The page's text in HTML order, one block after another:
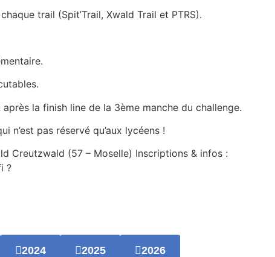
trail (Spit’Trail, Xwald Trail et PTRS).
la finish line de la 3ème manche du challenge.
n’est pas réservé qu’aux lycéens !
Creutzwald (57 – Moselle) Inscriptions & infos :
?
2024 2025 2026